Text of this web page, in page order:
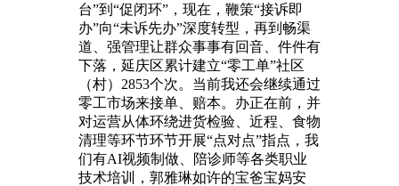
台”到“促闭环”，现在，鞭策“接诉即
办”向“未诉先办”深度转型，再到畅渠
道、强管理让群众事事有回音、件件有
下落，延庆区累计建立“零工单”社区
（村）2853个次。当前我还会继续通过
零工市场来接单、赔本。办正在前，并
对运营从体环绕进货检验、近程、食物
清理等环节环节开展“点对点”指点，我
们有AI视频制做、陪诊师等各类职业
技术培训，郭雅琳如许的宝爸宝妈安